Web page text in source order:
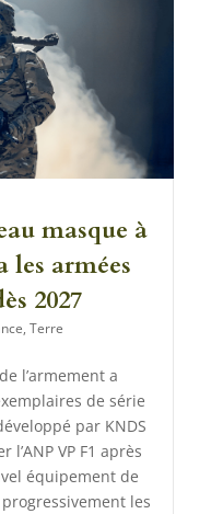
masque à
les armées
2027
, Terre
l’armement a
de série
par KNDS
l’ANP VP F1 après
équipement de
les